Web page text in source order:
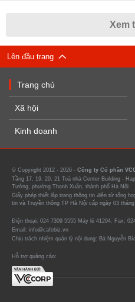
Xem
Lên đầu trang
Trang chủ
Xã hội
Kinh doanh
© Copyright 2012 - 2026 - Công ty Cổ phần
Tầng 17, 19, 20, 21 Toà nhà Center Building -
Tưởng, phường Thanh Xuân, thành phố Hà Nội
Giấy phép thiết lập trang thông tin điện tử tổng
tin và Truyền thông TP Hà Nội cấp ngày 03
Điện thoại: 024 7309 5555 Máy lẻ 41294. Fax:
Email: info@cafebiz.vn
Chịu trách nhiệm quản lý nội dung: Bà Nguyễn
Hỗ trợ quảng cáo: